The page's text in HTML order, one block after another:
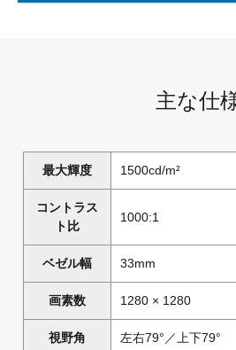
主な仕
最大輝度 1500cd/m²
コントラス
ト比
1000:1
ベゼル幅 33mm
画素数 1280 × 1280
視野角 左右79°／上下79°